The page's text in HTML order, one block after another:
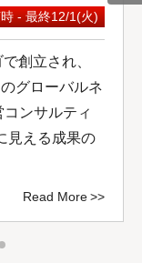
- 最終12/1(火)
創立され、
グローバルネ
ンサルティ
見える成果の
Read More